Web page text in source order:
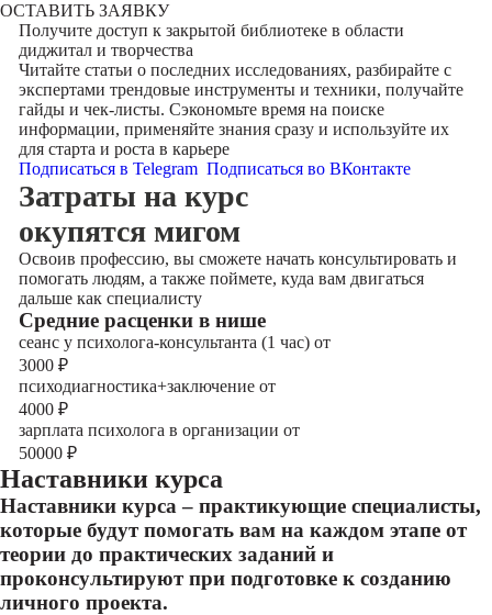
ОСТАВИТЬ ЗАЯВКУ
Получите доступ к закрытой библиотекев области
диджитал и творчества
Читайте статьи о последних исследованиях, разбирайте с
экспертами трендовые инструменты и техники, получайте
гайды и чек-листы. Сэкономьте время на поиске
информации, применяйте знания сразу и используйте их
для старта и роста в карьере
Подписаться в Telegram Подписаться во ВКонтакте
Затраты на курс
окупятся мигом
Освоив профессию, вы сможете начать консультировать и
помогать людям, а также поймете, куда вам двигаться
дальше как специалисту
Cредние расценки в нише
сеанс у психолога-консультанта (1 час) от
3000 ₽
психодиагностика+заключение от
4000 ₽
зарплата психолога в организации от
50000 ₽
Наставники курса
Наставники курса – практикующие специалисты,
которые будут помогать вам на каждом этапе от
теории до практических заданий и
проконсультируют при подготовке к созданию
личного проекта.